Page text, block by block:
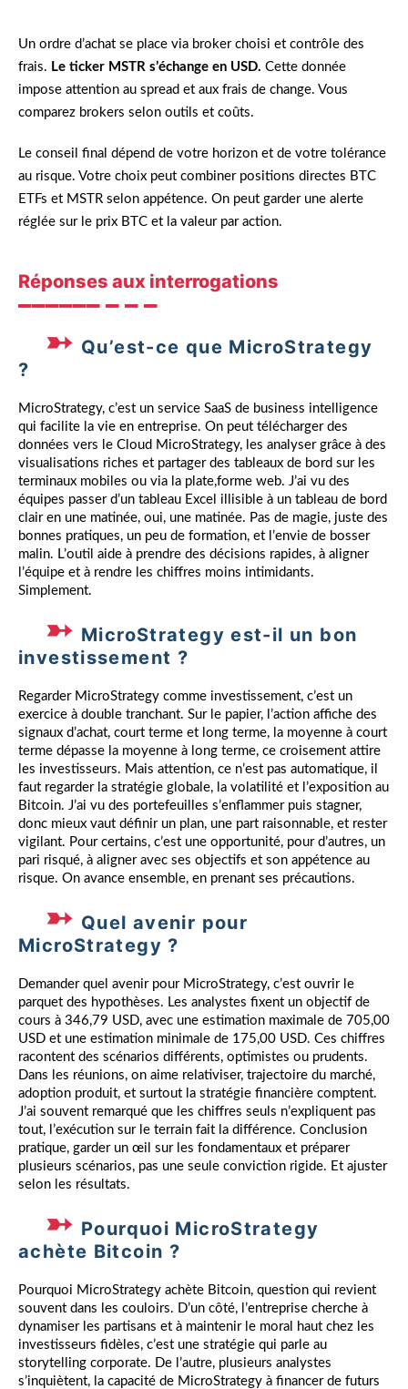
Un ordre d’achat se place via broker choisi et contrôle des
frais. Le ticker MSTR s’échange en USD. Cette donnée
impose attention au spread et aux frais de change. Vous
comparez brokers selon outils et coûts.
Le conseil final dépend de votre horizon et de votre tolérance
au risque. Votre choix peut combiner positions directes BTC
ETFs et MSTR selon appétence. On peut garder une alerte
réglée sur le prix BTC et la valeur par action.
Réponses aux interrogations
Qu’est-ce que MicroStrategy
?
MicroStrategy, c’est un service SaaS de business intelligence
qui facilite la vie en entreprise. On peut télécharger des
données vers le Cloud MicroStrategy, les analyser grâce à des
visualisations riches et partager des tableaux de bord sur les
terminaux mobiles ou via la plate,forme web. J’ai vu des
équipes passer d’un tableau Excel illisible à un tableau de bord
clair en une matinée, oui, une matinée. Pas de magie, juste des
bonnes pratiques, un peu de formation, et l’envie de bosser
malin. L’outil aide à prendre des décisions rapides, à aligner
l’équipe et à rendre les chiffres moins intimidants.
Simplement.
MicroStrategy est-il un bon
investissement ?
Regarder MicroStrategy comme investissement, c’est un
exercice à double tranchant. Sur le papier, l’action affiche des
signaux d’achat, court terme et long terme, la moyenne à court
terme dépasse la moyenne à long terme, ce croisement attire
les investisseurs. Mais attention, ce n’est pas automatique, il
faut regarder la stratégie globale, la volatilité et l’exposition au
Bitcoin. J’ai vu des portefeuilles s’enflammer puis stagner,
donc mieux vaut définir un plan, une part raisonnable, et rester
vigilant. Pour certains, c’est une opportunité, pour d’autres, un
pari risqué, à aligner avec ses objectifs et son appétence au
risque. On avance ensemble, en prenant ses précautions.
Quel avenir pour
MicroStrategy ?
Demander quel avenir pour MicroStrategy, c’est ouvrir le
parquet des hypothèses. Les analystes fixent un objectif de
cours à 346,79 USD, avec une estimation maximale de 705,00
USD et une estimation minimale de 175,00 USD. Ces chiffres
racontent des scénarios différents, optimistes ou prudents.
Dans les réunions, on aime relativiser, trajectoire du marché,
adoption produit, et surtout la stratégie financière comptent.
J’ai souvent remarqué que les chiffres seuls n’expliquent pas
tout, l’exécution sur le terrain fait la différence. Conclusion
pratique, garder un œil sur les fondamentaux et préparer
plusieurs scénarios, pas une seule conviction rigide. Et ajuster
selon les résultats.
Pourquoi MicroStrategy
achète Bitcoin ?
Pourquoi MicroStrategy achète Bitcoin, question qui revient
souvent dans les couloirs. D’un côté, l’entreprise cherche à
dynamiser les partisans et à maintenir le moral haut chez les
investisseurs fidèles, c’est une stratégie qui parle au
storytelling corporate. De l’autre, plusieurs analystes
s’inquiètent, la capacité de MicroStrategy à financer de futurs